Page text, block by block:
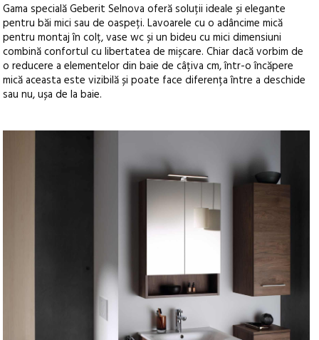
Gama specială Geberit Selnova oferă soluții ideale și elegante
pentru băi mici sau de oaspeți. Lavoarele cu o adâncime mică
pentru montaj în colț, vase wc și un bideu cu mici dimensiuni
combină confortul cu libertatea de mișcare. Chiar dacă vorbim de
o reducere a elementelor din baie de câțiva cm, într-o încăpere
mică aceasta este vizibilă și poate face diferența între a deschide
sau nu, ușa de la baie.